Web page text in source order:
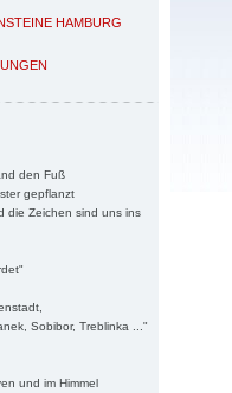
HAMBURG
den Fuß
gepflanzt
die Zeichen sind uns ins
Sobibor, Treblinka ..."
und im Himmel